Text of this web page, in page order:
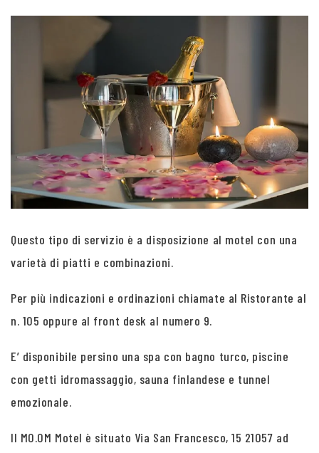
Questo tipo di servizio è a disposizione al motel con una
varietà di piatti e combinazioni.
Per più indicazioni e ordinazioni chiamate al Ristorante al
n. 105 oppure al front desk al numero 9.
E’ disponibile persino una spa con bagno turco, piscine
con getti idromassaggio, sauna finlandese e tunnel
emozionale.
Il MO.OM Motel è situato Via San Francesco, 15 21057 ad